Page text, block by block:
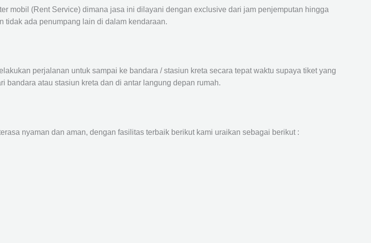
mobil (Rent Service) dimana jasa ini dilayani dengan exclusive dari jam penjemputan hingga
tidak ada penumpang lain di dalam kendaraan.
perjalanan untuk sampai ke bandara / stasiun kreta secara tepat waktu supaya tiket yang
atau stasiun kreta dan di antar langung depan rumah.
nyaman dan aman, dengan fasilitas terbaik berikut kami uraikan sebagai berikut :